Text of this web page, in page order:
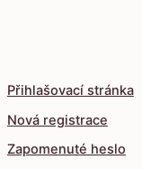
Přihlašovací stránka
Nová registrace
Zapomenuté heslo